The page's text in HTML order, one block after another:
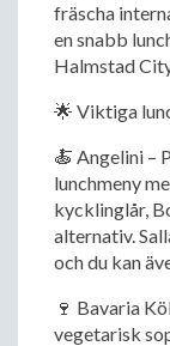
fräscha
en snabb
Halmstad
🌟 Viktiga
🍝 Angelini –
lunchmeny
kycklinglår,
alternativ.
och du kan
🍷 Bavaria
vegetarisk